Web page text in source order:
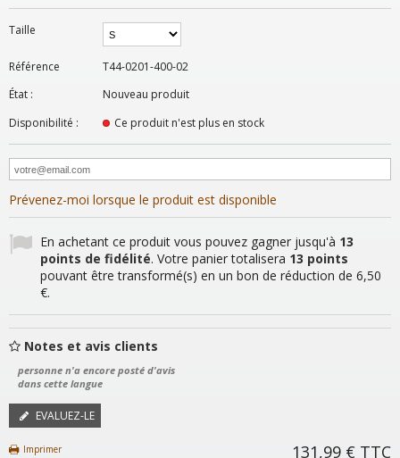
Taille
Référence
T44-0201-400-02
État :
Nouveau produit
Disponibilité :
Ce produit n'est plus en stock
Prévenez-moi lorsque le produit est disponible
En achetant ce produit vous pouvez gagner jusqu'à 13
points de fidélité. Votre panier totalisera 13 points
pouvant être transformé(s) en un bon de réduction de 6,50
€.
Notes et avis clients
personne n'a encore posté d'avis
dans cette langue
EVALUEZ-LE
Imprimer 131,99 € TTC